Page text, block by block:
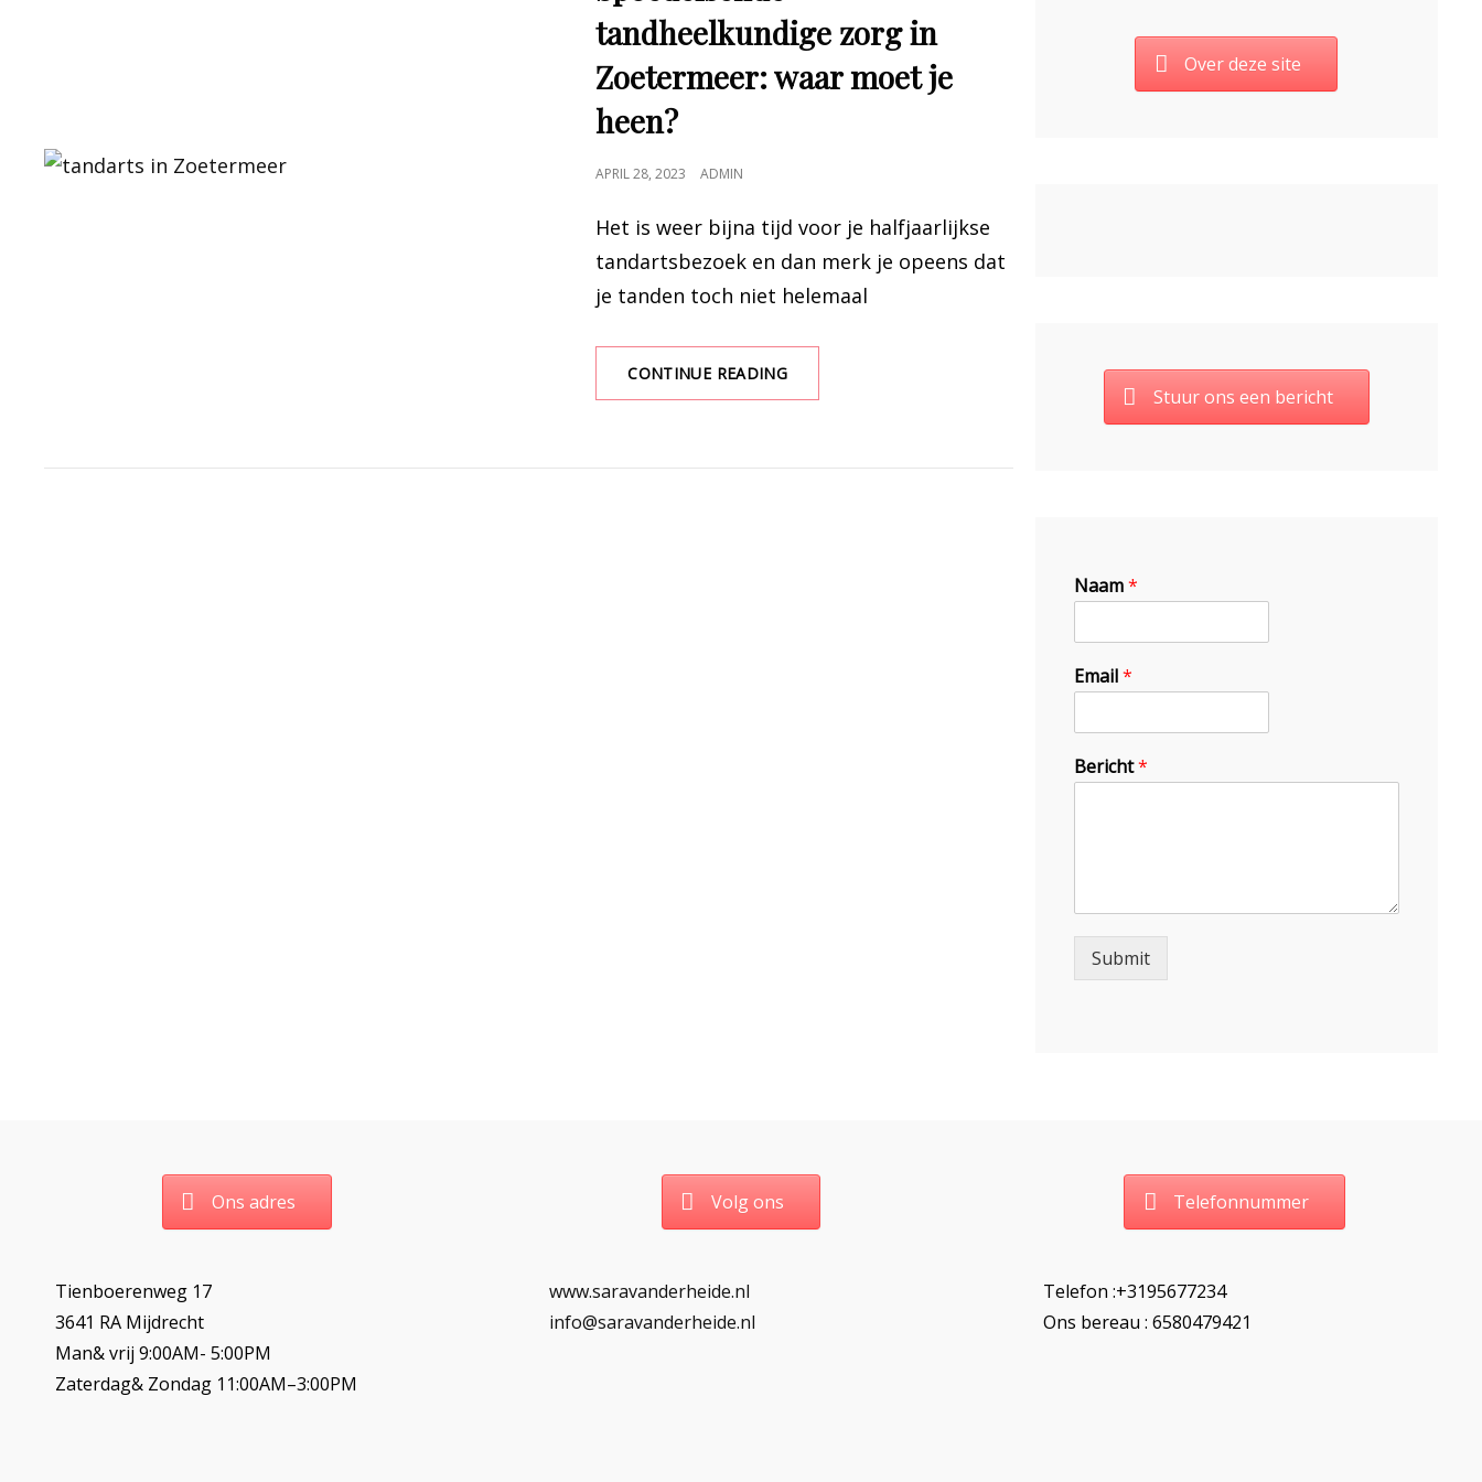
tandheelkundige zorg in
Zoetermeer: waar moet je
heen?
POSTED
APRIL 28, 2023 ADMIN
Het is weer bijna tijd voor je halfjaarlijkse
tandartsbezoek en dan merk je opeens dat
je tanden toch niet helemaal
CONTINUE READING
TANDHEELKUNDIGE
ZOETERMEER:
Over deze site
Stuur ons een bericht
Naam*
Email*
Bericht*
Submit
Ons adres
Tienboerenweg 17
3641 RA Mijdrecht
Man& vrij 9:00AM- 5:00PM
Zaterdag& Zondag 11:00AM–3:00PM
Volg ons
www.saravanderheide.nl
info@saravanderheide.nl
Telefonnummer
Telefon :+3195677234
Ons bereau : 6580479421